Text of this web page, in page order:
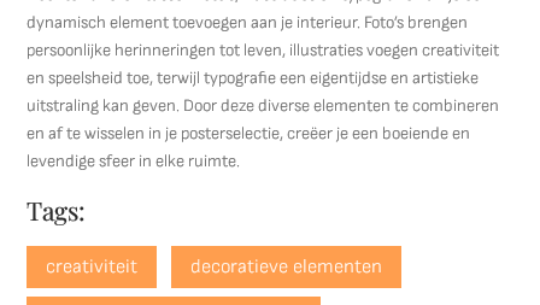
dynamisch element toevoegen aan je interieur. Foto’s brengen
persoonlijke herinneringen tot leven, illustraties voegen creativiteit
en speelsheid toe, terwijl typografie een eigentijdse en artistieke
uitstraling kan geven. Door deze diverse elementen te combineren
en af te wisselen in je posterselectie, creëer je een boeiende en
levendige sfeer in elke ruimte.
Tags:
creativiteit decoratieve elementen